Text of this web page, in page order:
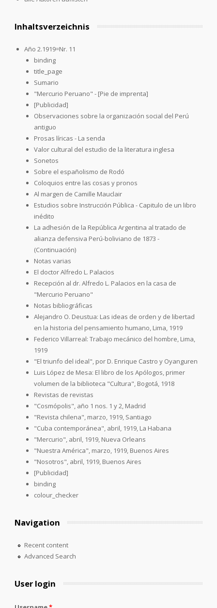
Inhaltsverzeichnis
Año 2.1919=Nr. 11
binding
title_page
Sumario
"Mercurio Peruano" - [Pie de imprenta]
[Publicidad]
Observaciones sobre la organización social del Perú
antiguo
Prosas líricas - La senda
Valor cultural del estudio de la literatura inglesa
Sonetos
Sobre el españolismo de Rodó
Coloquios entre las cosas y pronos
Al margen de Camille Mauclair
Estudios sobre Instrucción Pública - Capitulo de un libro
inédito
La adhesión de la República Argentina al tratado de
alianza defensiva Perú-boliviano de 1873 -
(Continuación)
Notas varias
El doctor Alfredo L. Palacios
Recepción al dr. Alfredo L. Palacios en la casa de
"Mercurio Peruano"
Notas bibliográficas
Alejandro O. Deustua: Las ideas de orden y de libertad
en la historia del pensamiento humano, Lima, 1919
Federico Villarreal: Trabajo mecánico del hombre, Lima,
1919
"El triunfo del ideal", por D. Enrique Castro y Oyanguren
Luis López de Mesa: El libro de los Apólogos, primer
volumen de la biblioteca "Cultura", Bogotá, 1918
Revistas de revistas
"Cosmópolis", año 1 nos. 1 y 2, Madrid
"Revista chilena", marzo, 1919, Santiago
"Cuba contemporánea", abril, 1919, La Habana
"Mercurio", abril, 1919, Nueva Orleans
"Nuestra América", marzo, 1919, Buenos Aires
"Nosotros", abril, 1919, Buenos Aires
[Publicidad]
binding
colour_checker
Navigation
Recent content
Advanced Search
User login